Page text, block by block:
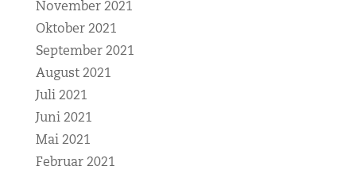
November 2021
Oktober 2021
September 2021
August 2021
Juli 2021
Juni 2021
Mai 2021
Februar 2021